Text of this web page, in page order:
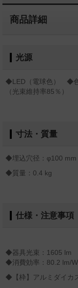
商品詳細
光源
◆LED（電球色） ◆
（光束維持率85％）
寸法・質量
◆埋込穴径：φ100
◆質量：0.4 kg
仕様・注意事項
◆器具光束：1605
◆消費効率：80.2 lm/W
◆【枠】アルミダイカ